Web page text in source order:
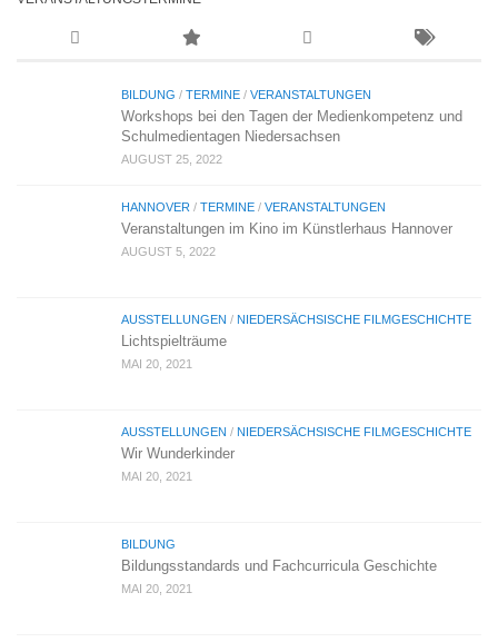
BILDUNG / TERMINE / VERANSTALTUNGEN
Workshops bei den Tagen der Medienkompetenz und
Schulmedientagen Niedersachsen
AUGUST 25, 2022
HANNOVER / TERMINE / VERANSTALTUNGEN
Veranstaltungen im Kino im Künstlerhaus Hannover
AUGUST 5, 2022
AUSSTELLUNGEN / NIEDERSÄCHSISCHE FILMGESCHICHTE
Lichtspielträume
MAI 20, 2021
AUSSTELLUNGEN / NIEDERSÄCHSISCHE FILMGESCHICHTE
Wir Wunderkinder
MAI 20, 2021
BILDUNG
Bildungsstandards und Fachcurricula Geschichte
MAI 20, 2021